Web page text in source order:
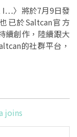
〉將於7月9日發
已於Saltcan官方
續創作，陸續跟大
的社群平台，
joins